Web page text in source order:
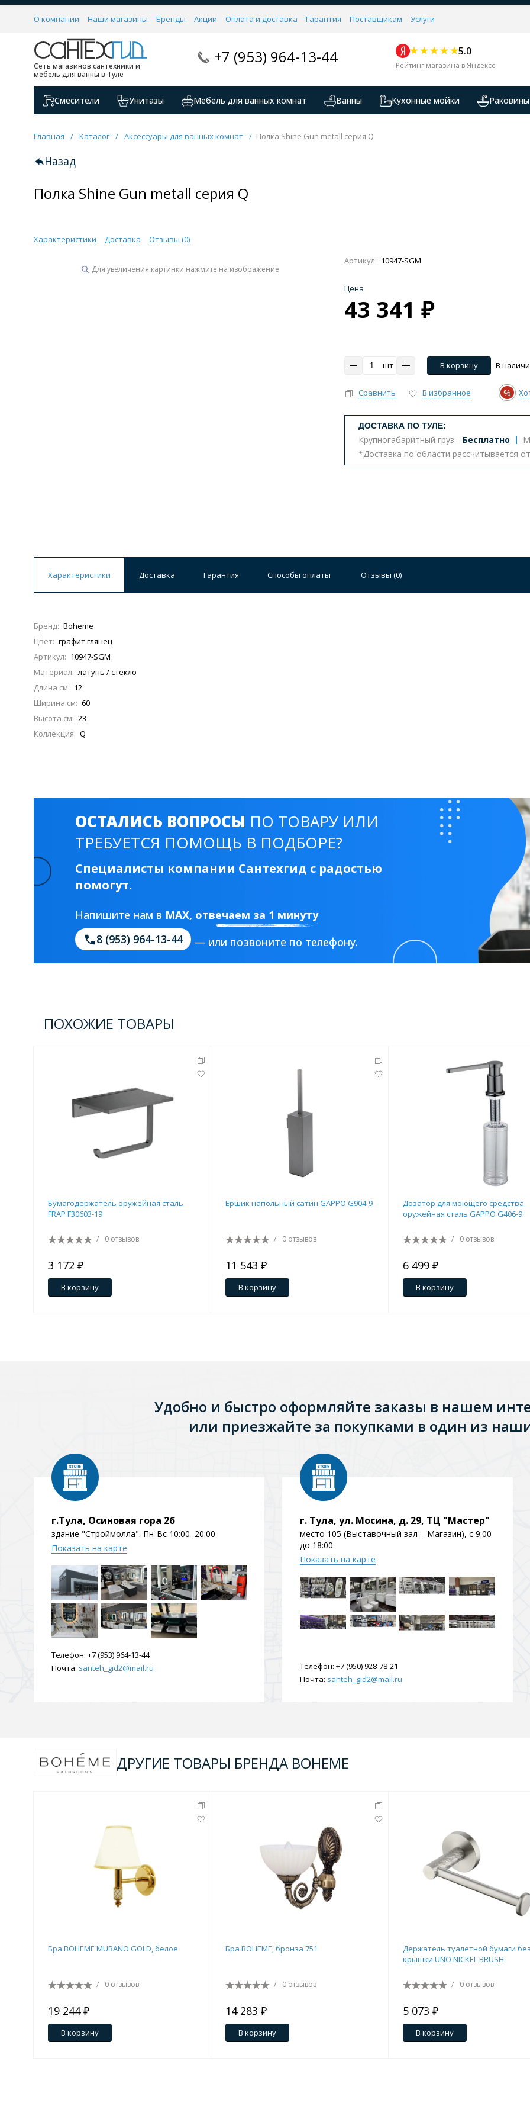
О компании Наши магазины Бренды Акции Оплата и доставка Гарантия Поставщикам Услуги
Сеть магазинов сантехники и
мебель для ванны в Туле
+7 (953) 964-13-44 5.0
Рейтинг магазина в Яндексе
Смесители Унитазы Мебель для ванных комнат Ванны Кухонные мойки Раковины
Главная / Каталог / Аксессуары для ванных комнат / Полка Shine Gun metall серия Q
Назад
Полка Shine Gun metall серия Q
Характеристики Доставка Отзывы (0)
Для увеличения картинки нажмите на изображение
Артикул: 10947-SGM
Цена
43 341 ₽
шт В корзину В
Сравнить В избранное %
ДОСТАВКА ПО ТУЛЕ:
Крупногабаритный груз: Бесплатно
*Доставка по области рассчитывается
Характеристики Доставка Гарантия Способы оплаты Отзывы (0)
Бренд: Boheme
Цвет: графит глянец
Артикул: 10947-SGM
Материал: латунь / стекло
Длина см: 12
Ширина см: 60
Высота см: 23
Коллекция: Q
ОСТАЛИСЬ ВОПРОСЫ ПО ТОВАРУ ИЛИ
ТРЕБУЕТСЯ ПОМОЩЬ В ПОДБОРЕ?
Специалисты компании Сантехгид с радостью
помогут.
Напишите нам в MAX, отвечаем за 1 минуту
8 (953) 964-13-44
— или позвоните по телефону.
ПОХОЖИЕ ТОВАРЫ
Бумагодержатель оружейная сталь
FRAP F30603-19
/ 0 отзывов
3 172 ₽
В корзину
Ершик напольный сатин GAPPO G904-9
/ 0 отзывов
11 543 ₽
В корзину
Дозатор для моющего средства
оружейная сталь GAPPO G406-9
/ 0 отзывов
6 499 ₽
В корзину
Удобно и быстро оформляйте заказы в нашем
или приезжайте за покупками в один из
г.Тула, Осиновая гора 2б
здание "Строймолла". Пн-Вс 10:00–20:00
Показать на карте
Телефон: +7 (953) 964-13-44
Почта: santeh_gid2@mail.ru
г. Тула, ул. Мосина, д. 29, ТЦ "Мастер"
место 105 (Выставочный зал – Магазин), с 9:00
до 18:00
Показать на карте
Телефон: +7 (950) 928-78-21
Почта: santeh_gid2@mail.ru
ДРУГИЕ ТОВАРЫ БРЕНДА BOHEME
Бра BOHEME MURANO GOLD, белое
/ 0 отзывов
19 244 ₽
В корзину
Бра BOHEME, бронза 751
/ 0 отзывов
14 283 ₽
В корзину
Держатель туалетной бумаги без
крышки UNO NICKEL BRUSH
/ 0 отзывов
5 073 ₽
В корзину